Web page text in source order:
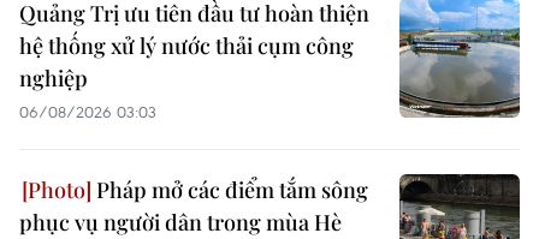
Quảng Trị ưu tiên đầu tư hoàn thiện
hệ thống xử lý nước thải cụm công
nghiệp
06/08/2026 03:03
Pháp mở các điểm tắm sông
phục vụ người dân trong mùa Hè